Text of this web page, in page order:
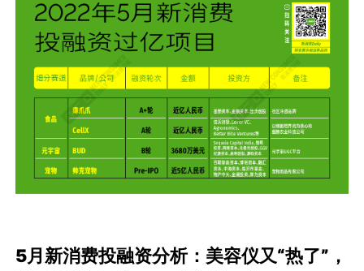
5月新消费投融资分析：美容仪又“热了”，